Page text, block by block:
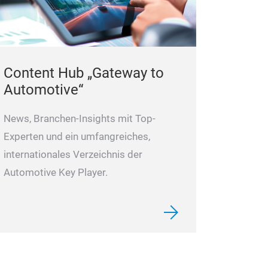
Content Hub „Gateway to
Automotive“
News, Branchen-Insights mit Top-
Experten und ein umfangreiches,
internationales Verzeichnis der
Automotive Key Player.